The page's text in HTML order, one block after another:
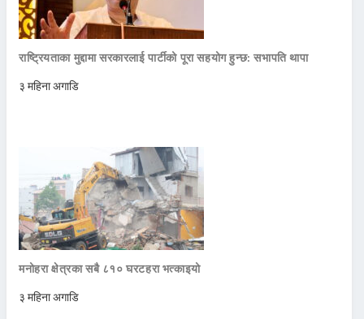
राष्ट्रियताका मुद्दामा सरकारलाई पार्टीको पूरा सहयोग हुन्छ: सभापति थापा
३ महिना अगाडि
मनोहरा क्षेत्रका सबै ८१० घरटहरा भत्काइयो
३ महिना अगाडि